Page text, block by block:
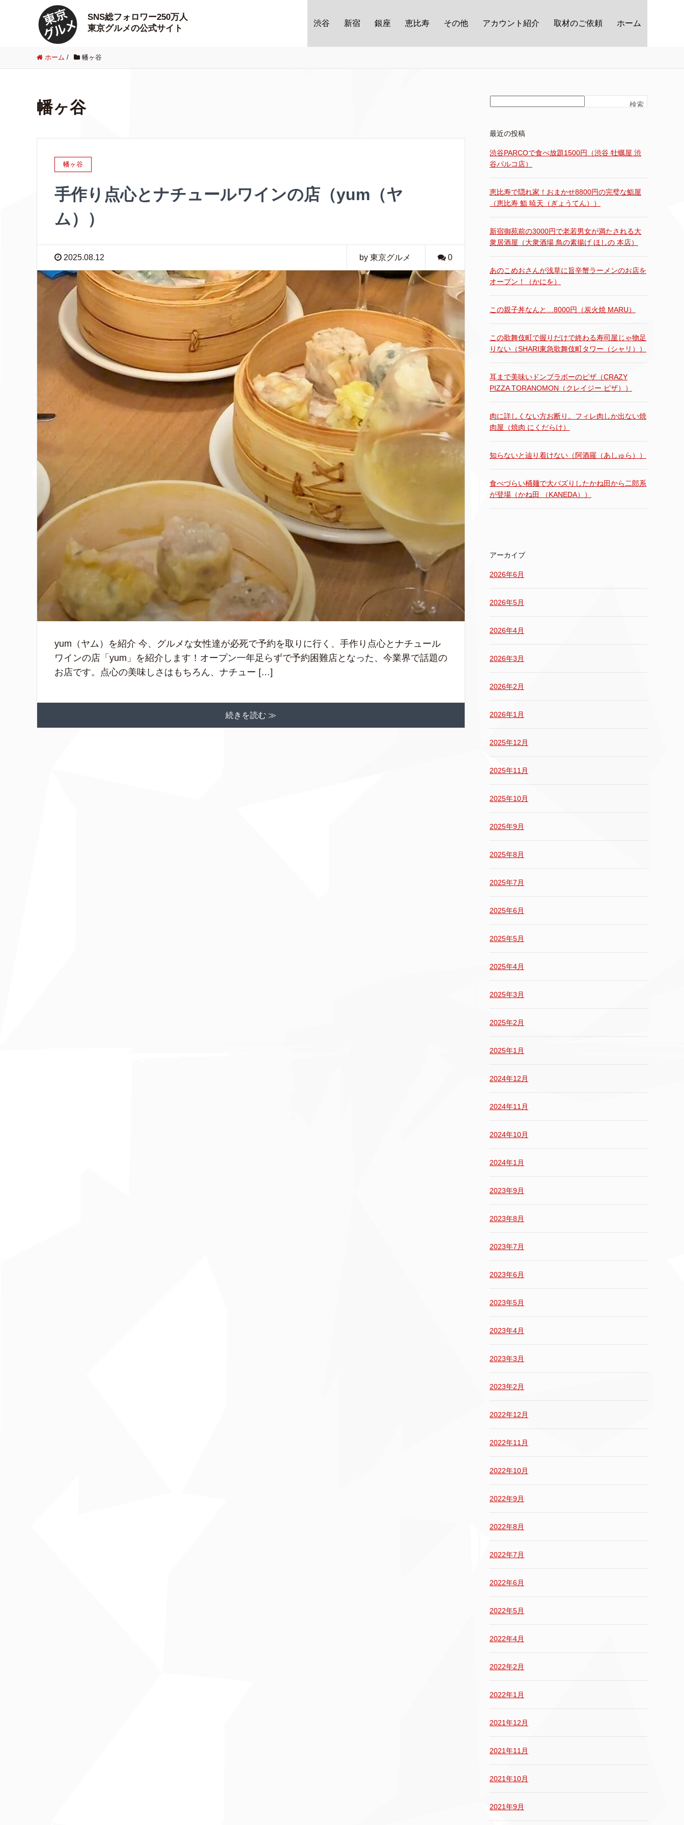
SNS総フォロワー250万人
東京グルメの公式サイト
渋谷 新宿 銀座 恵比寿 その他 アカウント紹介 取材のご依頼 ホーム
ホーム / 幡ヶ谷
幡ヶ谷
幡ヶ谷
手作り点心とナチュールワインの店（yum（ヤ
ム））
2025.08.12 by 東京グルメ 0
yum（ヤム）を紹介 今、グルメな女性達が必死で予約を取りに行く、手作り点心とナチュール
ワインの店「yum」を紹介します！オープン一年足らずで予約困難店となった、今業界で話題の
お店です。点心の美味しさはもちろん、ナチュー […]
続きを読む ≫
検索
最近の投稿
渋谷PARCOで食べ放題1500円（渋谷 牡蠣屋 渋
谷パルコ店）
恵比寿で隠れ家！おまかせ8800円の完璧な鮨屋
（恵比寿 鮨 暁天（ぎょうてん））
新宿御苑前の3000円で老若男女が満たされる大
衆居酒屋（大衆酒場 鳥の素揚げ ほしの 本店）
あのこめおさんが浅草に旨辛蟹ラーメンのお店を
オープン！（かにを）
この親子丼なんと…8000円（炭火焼 MARU）
この歌舞伎町で握りだけで終わる寿司屋じゃ物足
りない（SHARI東急歌舞伎町タワー（シャリ））
耳まで美味いドンブラボーのピザ（CRAZY
PIZZA TORANOMON（クレイジー ピザ））
肉に詳しくない方お断り。フィレ肉しか出ない焼
肉屋（焼肉 にくだらけ）
知らないと辿り着けない（阿酒羅（あしゅら））
食べづらい桶麺で大バズりしたかね田から二郎系
が登場（かね田 （KANEDA））
アーカイブ
2026年6月
2026年5月
2026年4月
2026年3月
2026年2月
2026年1月
2025年12月
2025年11月
2025年10月
2025年9月
2025年8月
2025年7月
2025年6月
2025年5月
2025年4月
2025年3月
2025年2月
2025年1月
2024年12月
2024年11月
2024年10月
2024年1月
2023年9月
2023年8月
2023年7月
2023年6月
2023年5月
2023年4月
2023年3月
2023年2月
2022年12月
2022年11月
2022年10月
2022年9月
2022年8月
2022年7月
2022年6月
2022年5月
2022年4月
2022年2月
2022年1月
2021年12月
2021年11月
2021年10月
2021年9月